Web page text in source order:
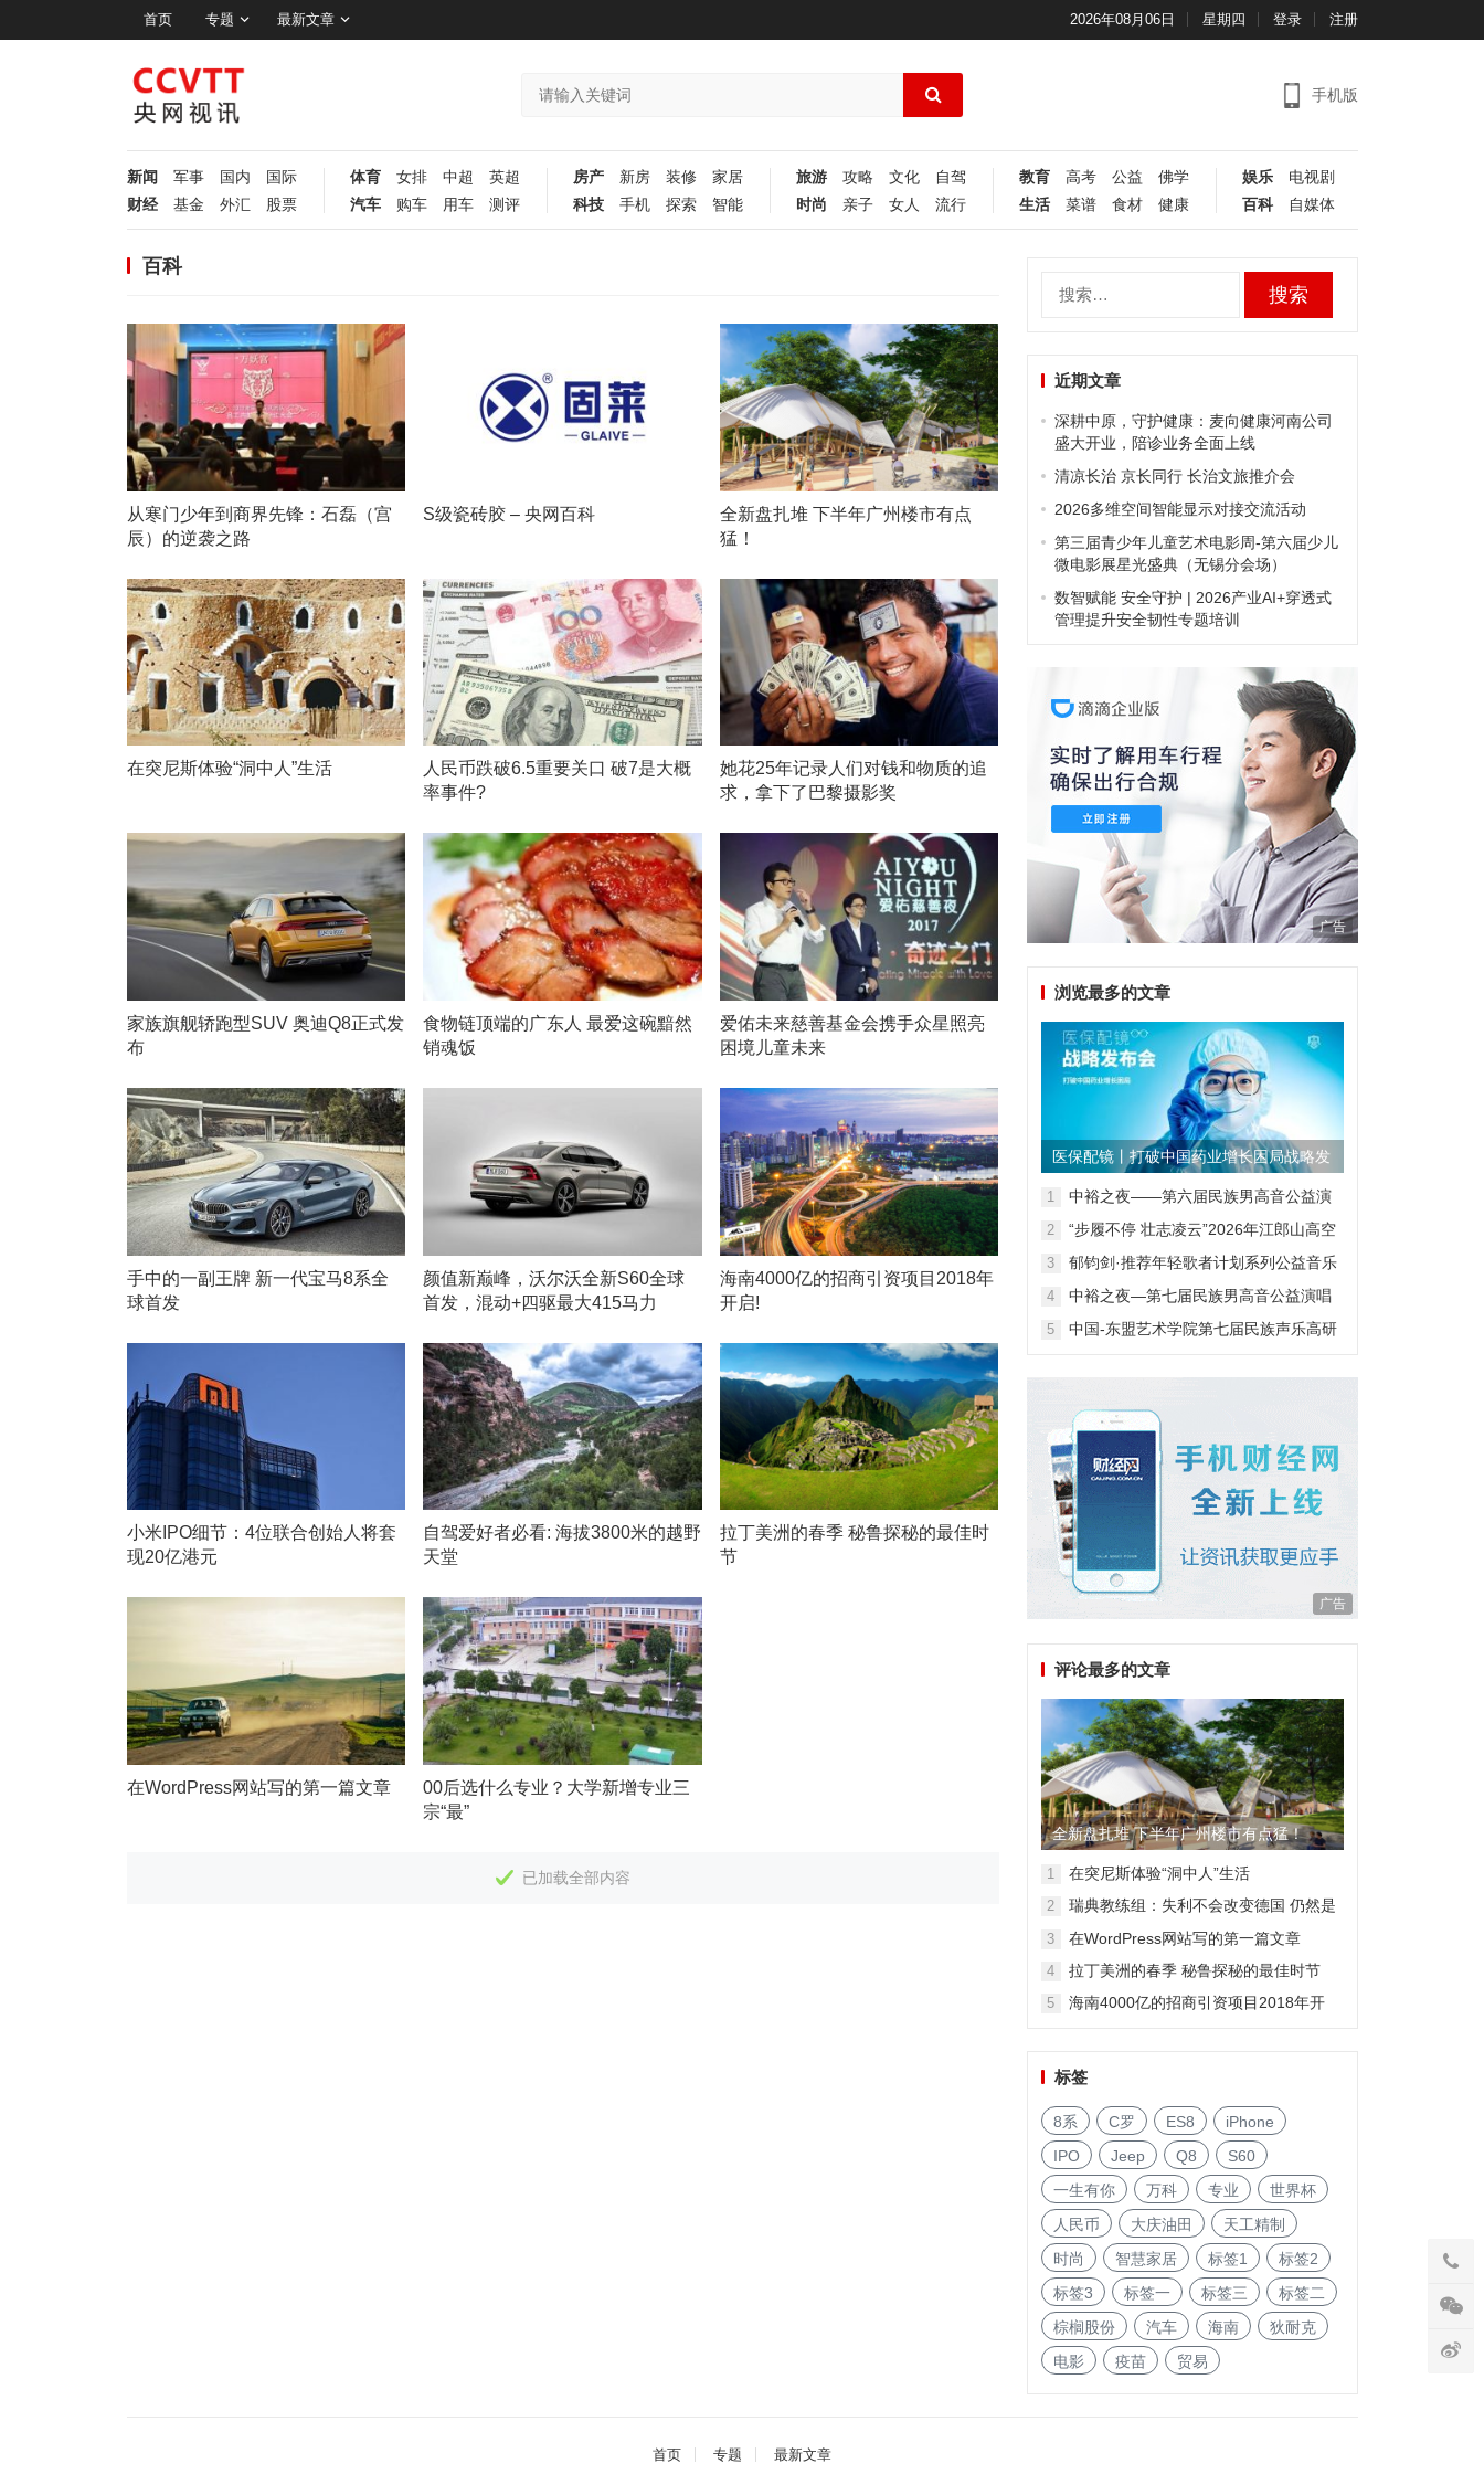
首页 专题 最新文章 2026年08月06日 星期四 登录 注册
手机版
新闻 军事 国内
国际
财经
基金 外汇 股票
体育 女排 中超
英超
汽车
购车 用车 测评
房产 新房 装修
家居
科技
手机 探索 智能
旅游 攻略 文化
自驾
时尚
亲子 女人 流行
教育 高考 公益
佛学
生活
菜谱 食材 健康
娱乐
电视剧
百科
自媒体
百科
从寒门少年到商界先锋：石磊（宫
辰）的逆袭之路
S级瓷砖胶 – 央网百科
全新盘扎堆 下半年广州楼市有点
猛！
在突尼斯体验“洞中人”生活
人民币跌破6.5重要关口 破7是大概
率事件?
她花25年记录人们对钱和物质的追
求，拿下了巴黎摄影奖
家族旗舰轿跑型SUV 奥迪Q8正式发
布
食物链顶端的广东人 最爱这碗黯然
销魂饭
爱佑未来慈善基金会携手众星照亮
困境儿童未来
手中的一副王牌 新一代宝马8系全
球首发
颜值新巅峰，沃尔沃全新S60全球
首发，混动+四驱最大415马力
海南4000亿的招商引资项目2018年
开启!
小米IPO细节：4位联合创始人将套
现20亿港元
自驾爱好者必看: 海拔3800米的越野
天堂
拉丁美洲的春季 秘鲁探秘的最佳时
节
在WordPress网站写的第一篇文章
00后选什么专业？大学新增专业三
宗“最”
已加载全部内容
近期文章
深耕中原，守护健康：麦向健康河南公司
盛大开业，陪诊业务全面上线
清凉长治 京长同行 长治文旅推介会
2026多维空间智能显示对接交流活动
第三届青少年儿童艺术电影周-第六届少儿
微电影展星光盛典（无锡分会场）
数智赋能 安全守护 | 2026产业AI+穿透式
管理提升安全韧性专题培训
广告
浏览最多的文章
医保配镜丨打破中国药业增长困局战略发
布会
1
中裕之夜——第六届民族男高音公益演
2
“步履不停 壮志凌云”2026年江郎山高空
3
郁钧剑·推荐年轻歌者计划系列公益音乐
4
中裕之夜—第七届民族男高音公益演唱
5
中国-东盟艺术学院第七届民族声乐高研
广告
评论最多的文章
全新盘扎堆 下半年广州楼市有点猛！
1 在突尼斯体验“洞中人”生活
2
瑞典教练组：失利不会改变德国 仍然是
3 在WordPress网站写的第一篇文章
4 拉丁美洲的春季 秘鲁探秘的最佳时节
5
海南4000亿的招商引资项目2018年开
标签
8系 C罗 ES8
iPhone
IPO
Jeep Q8
S60
一生有你
万科 专业
世界杯
人民币
大庆油田
天工精制
时尚
智慧家居 标签1
标签2
标签3
标签一 标签三
标签二
棕榈股份
汽车 海南
狄耐克
电影
疫苗 贸易
首页 专题 最新文章